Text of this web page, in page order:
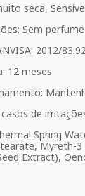
seca,
Sem
2012/
12 meses
de
Spring
Myreth-
Extract),